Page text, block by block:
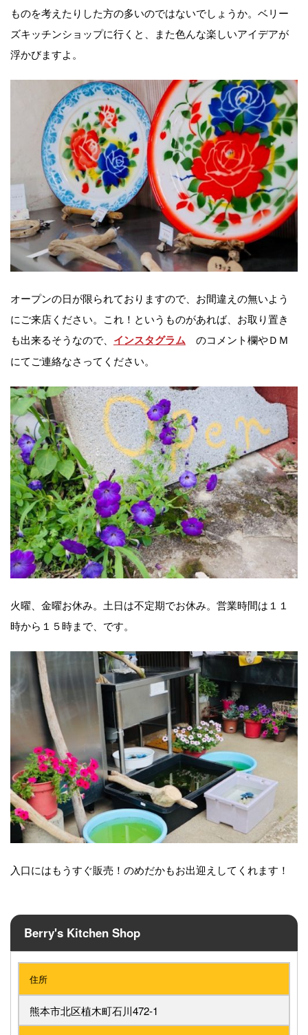
ものを考えたりした方の多いのではないでしょうか。ベリー
ズキッチンショップに行くと、また色んな楽しいアイデアが
浮かびますよ。
オープンの日が限られておりますので、お間違えの無いよう
にご来店ください。これ！というものがあれば、お取り置き
も出来るそうなので、 インスタグラム のコメント欄やＤＭ
にてご連絡なさってください。
火曜、金曜お休み。土日は不定期でお休み。営業時間は１１
時から１５時まで、です。
入口にはもうすぐ販売！のめだかもお出迎えしてくれます！
Berry's Kitchen Shop
住所
熊本市北区植木町石川472-1